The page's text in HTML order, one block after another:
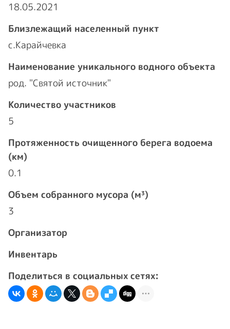
18.05.2021
Близлежащий населенный пункт
с.Карайчевка
Наименование уникального водного объекта
род. "Святой источник"
Количество участников
5
Протяженность очищенного берега водоема
(км)
0.1
Объем собранного мусора (м³)
3
Организатор
Инвентарь
Поделиться в социальных сетях: